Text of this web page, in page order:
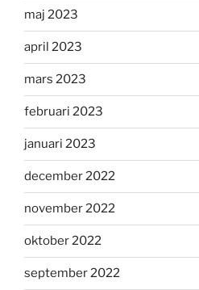
maj 2023
april 2023
mars 2023
februari 2023
januari 2023
december 2022
november 2022
oktober 2022
september 2022